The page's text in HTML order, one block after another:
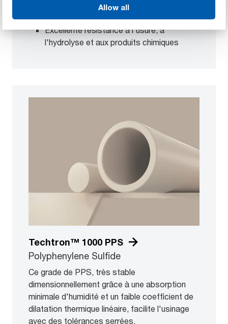
Allow all
Lubrification incorporée pour limiter les
frottements
Excellente résistance à l'usure, à
l'hydrolyse et aux produits chimiques
Techtron™ 1000 PPS
Polyphenylene Sulfide
Ce grade de PPS, très stable
dimensionnellement grâce à une absorption
minimale d'humidité et un faible coefficient de
dilatation thermique linéaire, facilite l'usinage
avec des tolérances serrées.